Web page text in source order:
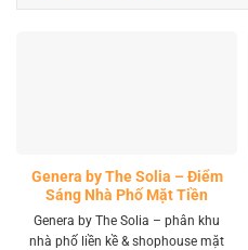
Genera by The Solia – Điểm
Sáng Nhà Phố Mặt Tiền
Vành Đai 4 Khu Tây
Genera by The Solia – phân khu
nhà phố liền kề & shophouse mặt